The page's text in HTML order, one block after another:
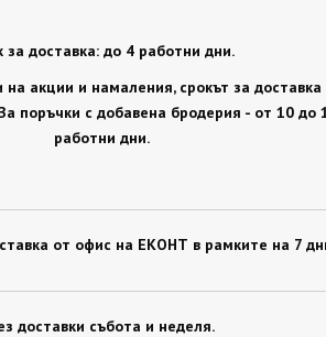
за доставка: до 4 работни дни.
акции и намаления, срокът за доставка
поръчки с добавена бродерия - от 10 до
работни дни.
от офис на ЕКОНТ в рамките на 7
доставки събота и неделя.